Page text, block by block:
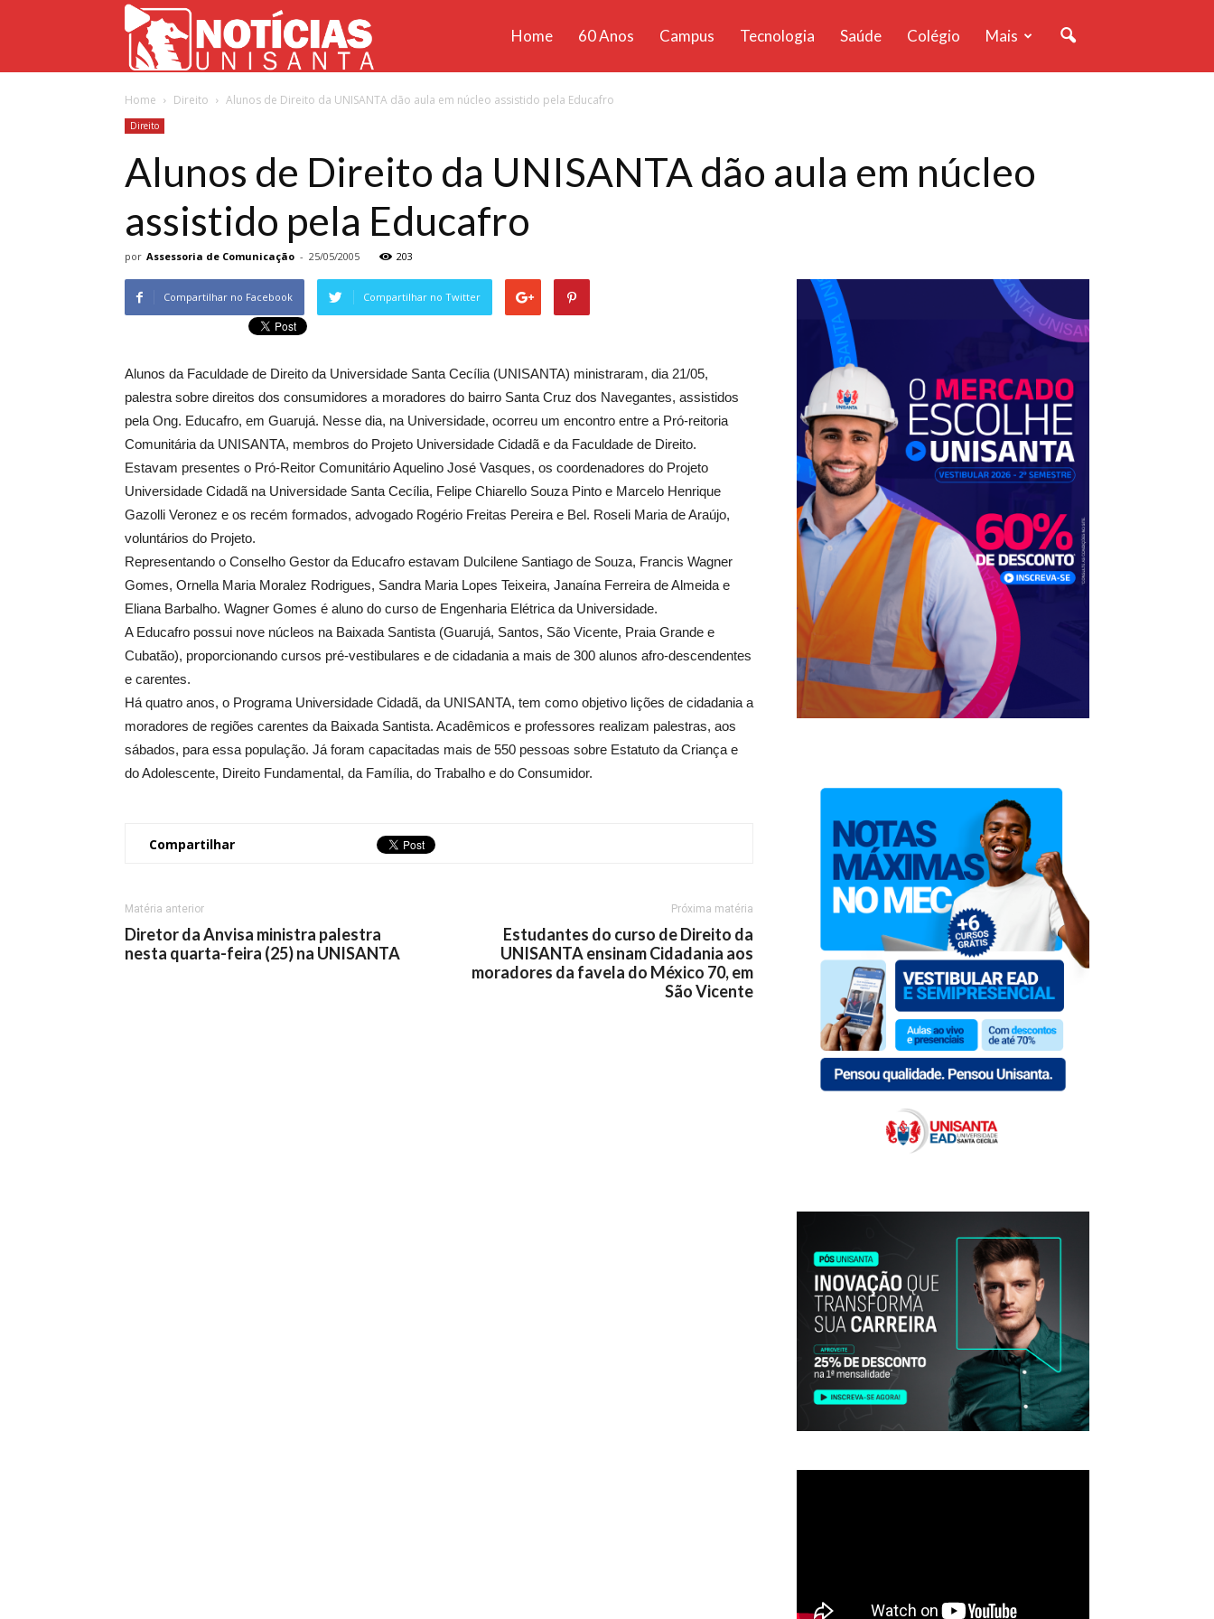
Unisanta
Home 60 Anos Campus Tecnologia Saúde Colégio Mais
Home Direito Alunos de Direito da UNISANTA dão aula em núcleo assistido pela Educafro
Direito
Alunos de Direito da UNISANTA dão aula em núcleo
assistido pela Educafro
por Assessoria de Comunicação - 25/05/2005 203
Compartilhar no Facebook Compartilhar no Twitter
Alunos da Faculdade de Direito da Universidade Santa Cecília (UNISANTA) ministraram, dia 21/05,
palestra sobre direitos dos consumidores a moradores do bairro Santa Cruz dos Navegantes, assistidos
pela Ong. Educafro, em Guarujá. Nesse dia, na Universidade, ocorreu um encontro entre a Pró-reitoria
Comunitária da UNISANTA, membros do Projeto Universidade Cidadã e da Faculdade de Direito.
Estavam presentes o Pró-Reitor Comunitário Aquelino José Vasques, os coordenadores do Projeto
Universidade Cidadã na Universidade Santa Cecília, Felipe Chiarello Souza Pinto e Marcelo Henrique
Gazolli Veronez e os recém formados, advogado Rogério Freitas Pereira e Bel. Roseli Maria de Araújo,
voluntários do Projeto.
Representando o Conselho Gestor da Educafro estavam Dulcilene Santiago de Souza, Francis Wagner
Gomes, Ornella Maria Moralez Rodrigues, Sandra Maria Lopes Teixeira, Janaína Ferreira de Almeida e
Eliana Barbalho. Wagner Gomes é aluno do curso de Engenharia Elétrica da Universidade.
A Educafro possui nove núcleos na Baixada Santista (Guarujá, Santos, São Vicente, Praia Grande e
Cubatão), proporcionando cursos pré-vestibulares e de cidadania a mais de 300 alunos afro-descendentes
e carentes.
Há quatro anos, o Programa Universidade Cidadã, da UNISANTA, tem como objetivo lições de cidadania a
moradores de regiões carentes da Baixada Santista. Acadêmicos e professores realizam palestras, aos
sábados, para essa população. Já foram capacitadas mais de 550 pessoas sobre Estatuto da Criança e
do Adolescente, Direito Fundamental, da Família, do Trabalho e do Consumidor.
Compartilhar
Matéria anterior
Diretor da Anvisa ministra palestra
nesta quarta-feira (25) na UNISANTA
Próxima matéria
Estudantes do curso de Direito da
UNISANTA ensinam Cidadania aos
moradores da favela do México 70, em
São Vicente